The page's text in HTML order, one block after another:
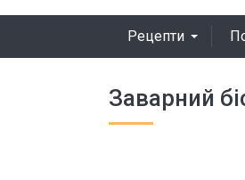
Рецепти
Заварний